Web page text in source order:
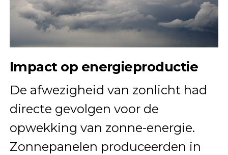
Impact op energieproductie
De afwezigheid van zonlicht had
directe gevolgen voor de
opwekking van zonne-energie.
Zonnepanelen produceerden in